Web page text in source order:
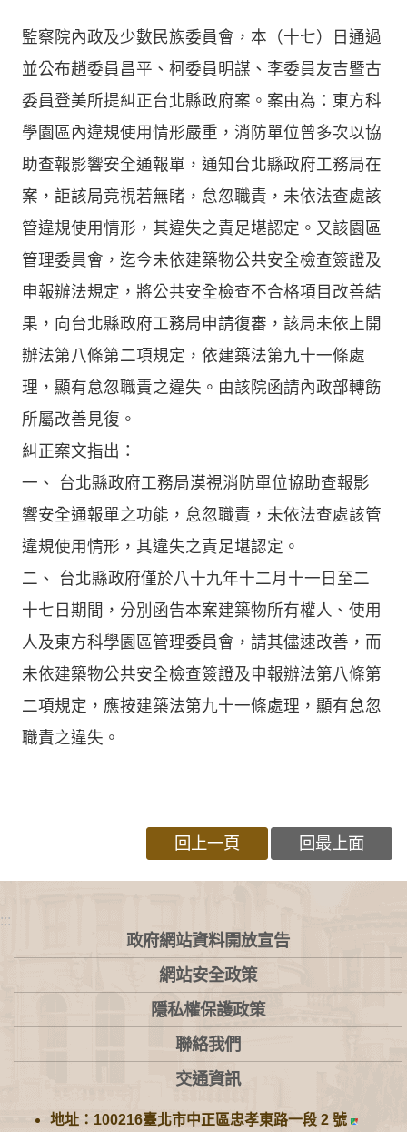
監察院內政及少數民族委員會，本（十七）日通過
並公布趙委員昌平、柯委員明謀、李委員友吉暨古
委員登美所提糾正台北縣政府案。案由為：東方科
學園區內違規使用情形嚴重，消防單位曾多次以協
助查報影響安全通報單，通知台北縣政府工務局在
案，詎該局竟視若無睹，怠忽職責，未依法查處該
管違規使用情形，其違失之責足堪認定。又該園區
管理委員會，迄今未依建築物公共安全檢查簽證及
申報辦法規定，將公共安全檢查不合格項目改善結
果，向台北縣政府工務局申請復審，該局未依上開
辦法第八條第二項規定，依建築法第九十一條處
理，顯有怠忽職責之違失。由該院函請內政部轉飭
所屬改善見復。
糾正案文指出：
一、 台北縣政府工務局漠視消防單位協助查報影
響安全通報單之功能，怠忽職責，未依法查處該管
違規使用情形，其違失之責足堪認定。
二、 台北縣政府僅於八十九年十二月十一日至二
十七日期間，分別函告本案建築物所有權人、使用
人及東方科學園區管理委員會，請其儘速改善，而
未依建築物公共安全檢查簽證及申報辦法第八條第
二項規定，應按建築法第九十一條處理，顯有怠忽
職責之違失。
回上一頁 回最上面
:::
政府網站資料開放宣告
網站安全政策
隱私權保護政策
聯絡我們
交通資訊
地址：100216臺北市中正區忠孝東路一段 2 號